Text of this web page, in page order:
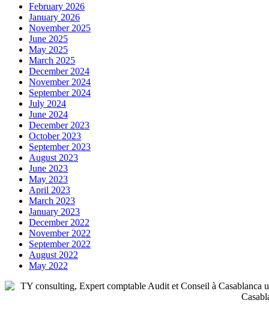
February 2026
January 2026
November 2025
June 2025
May 2025
March 2025
December 2024
November 2024
September 2024
July 2024
June 2024
December 2023
October 2023
September 2023
August 2023
June 2023
May 2023
April 2023
March 2023
January 2023
December 2022
November 2022
September 2022
August 2022
May 2022